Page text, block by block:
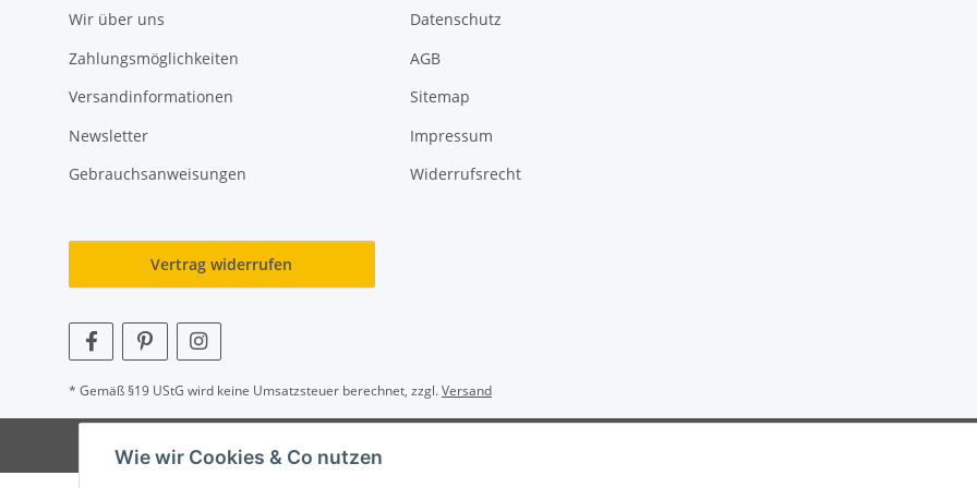
Wie wir Cookies & Co nutzen
Wir über uns
Zahlungsmöglichkeiten
Versandinformationen
Newsletter
Gebrauchsanweisungen
Datenschutz
AGB
Sitemap
Impressum
Widerrufsrecht
Vertrag widerrufen
* Gemäß §19 UStG wird keine Umsatzsteuer berechnet, zzgl.Versand
© Wohlgefühl für Körper & Seele by Sabine Werner Endpreis zzgl. Versandkosten, gemäß §19 UStG wird keine